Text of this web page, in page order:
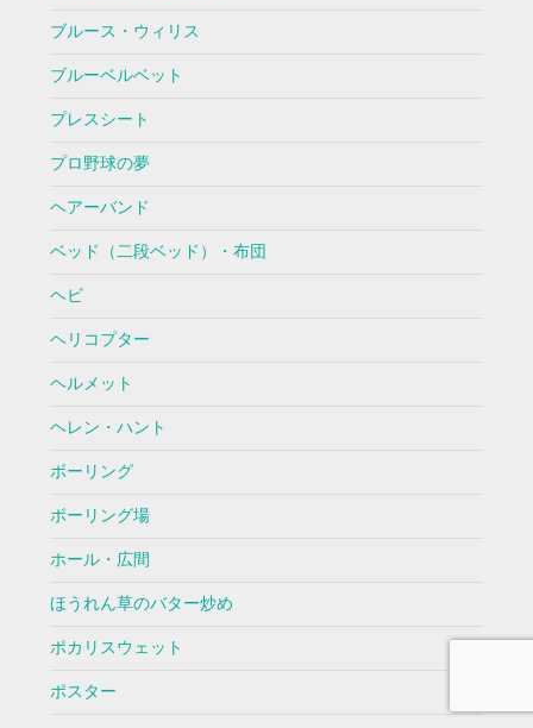
ブルース・ウィリス
ブルーベルベット
プレスシート
プロ野球の夢
ヘアーバンド
ベッド（二段ベッド）・布団
ヘビ
ヘリコプター
ヘルメット
ヘレン・ハント
ボーリング
ボーリング場
ホール・広間
ほうれん草のバター炒め
ポカリスウェット
ポスター